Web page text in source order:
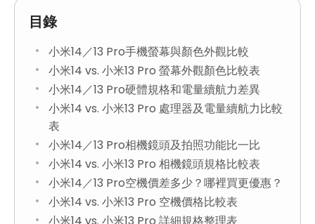
目錄
小米14／13 Pro手機螢幕與顏色外觀比較
小米14 vs. 小米13 Pro 螢幕外觀顏色比較表
小米14／13 Pro硬體規格和電量續航力差異
小米14 vs. 小米13 Pro 處理器及電量續航力比較
表
小米14／13 Pro相機鏡頭及拍照功能比一比
小米14 vs. 小米13 Pro 相機鏡頭規格比較表
小米14／13 Pro空機價差多少？哪裡買更優惠？
小米14 vs. 小米13 Pro 空機價格比較表
小米14 vs. 小米13 Pro 詳細規格整理表